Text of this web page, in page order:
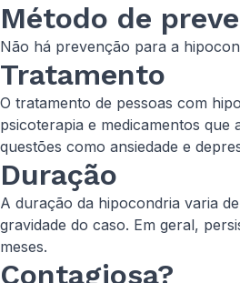
Método de
Não há prevenção para a
Tratamento
O tratamento de pessoas com
psicoterapia e medicamentos que
questões como ansiedade e
Duração
A duração da hipocondria varia
gravidade do caso. Em geral,
meses.
Contagiosa?